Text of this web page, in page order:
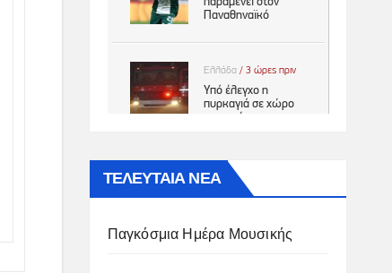
ΤΕΛΕΥΤΑΙΑ ΝΕΑ
Παγκόσμια Ημέρα Μουσικής